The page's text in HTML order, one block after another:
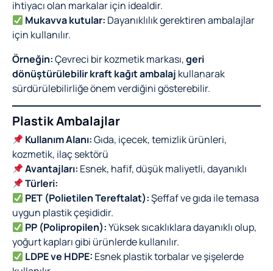
ihtiyacı olan markalar için idealdir.
Mukavva kutular: Dayanıklılık gerektiren ambalajlar
için kullanılır.
Örneğin:Çevreci bir kozmetik markası,geri
dönüştürülebilir kraft kağıt ambalaj kullanarak
sürdürülebilirliğe önem verdiğini gösterebilir.
Plastik Ambalajlar
Kullanım Alanı:Gıda, içecek, temizlik ürünleri,
kozmetik, ilaç sektörü
Avantajları: Esnek, hafif, düşük maliyetli, dayanıklı
Türleri:
PET (Polietilen Tereftalat):Şeffaf ve gıda ile temasa
uygun plastik çeşididir.
PP (Polipropilen):Yüksek sıcaklıklara dayanıklı olup,
yoğurt kapları gibi ürünlerde kullanılır.
LDPE ve HDPE: Esnek plastik torbalar ve şişelerde